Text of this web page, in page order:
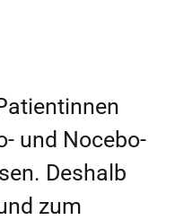
und Nocebo-
Deshalb
zum